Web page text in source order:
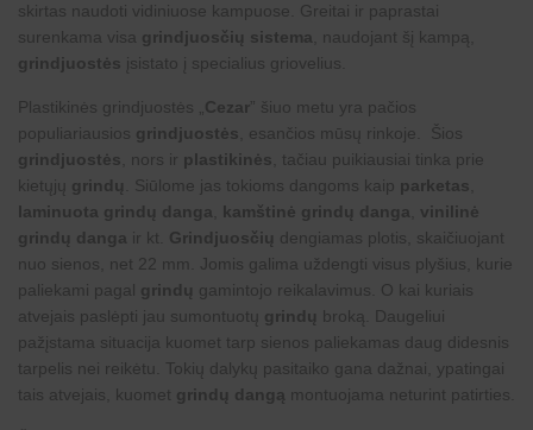
skirtas naudoti vidiniuose kampuose. Greitai ir paprastai
surenkama visa grindjuosčių sistema , naudojant šį kampą,
grindjuostės įsistato į specialius griovelius.
Plastikinės grindjuostės „Cezar” šiuo metu yra pačios
populiariausios grindjuostės , esančios mūsų rinkoje. Šios
grindjuostės , nors ir plastikinės , tačiau puikiausiai tinka prie
kietųjų grindų . Siūlome jas tokioms dangoms kaip parketas
laminuota grindų danga
kamštinė grindų danga
vinilinė
grindų danga ir kt. Grindjuosčių dengiamas plotis, skaičiuojant
nuo sienos, net 22 mm. Jomis galima uždengti visus plyšius, kurie
paliekami pagal grindų gamintojo reikalavimus. O kai kuriais
atvejais paslėpti jau sumontuotų grindų broką. Daugeliui
pažįstama situacija kuomet tarp sienos paliekamas daug didesnis
tarpelis nei reikėtu. Tokių dalykų pasitaiko gana dažnai, ypatingai
tais atvejais, kuomet grindų dangą montuojama neturint patirties.